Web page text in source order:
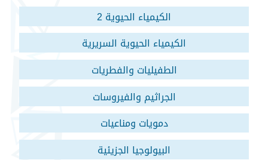
الكيمياء الحيوية 2
الكيمياء الحيوية السريرية
الطفيليات والفطريات
الجراثيم والفيروسات
دمويات ومناعيات
البيولوجيا الجزيئية